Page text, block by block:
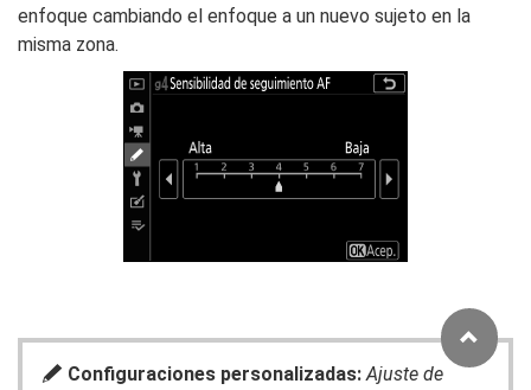
enfoque cambiando el enfoque a un nuevo sujeto en la
misma zona.
A Configuraciones personalizadas:Ajuste de